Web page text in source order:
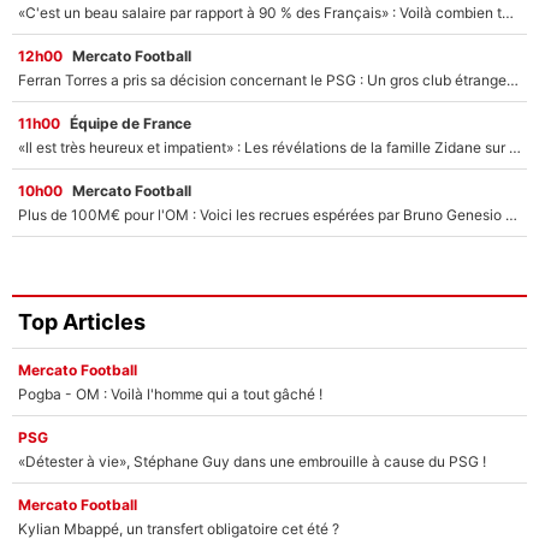
«C'est un beau salaire par rapport à 90 % des Français» : Voilà combien touchait Nelson Monfort sur France Télévisions avant de rejoindre CNews
12h00 Mercato Football
Ferran Torres a pris sa décision concernant le PSG : Un gros club étranger prêt à relancer le feuilleton pour la signature du champion du monde 2026 !
11h00 Équipe de France
«Il est très heureux et impatient» : Les révélations de la famille Zidane sur sa prise de pouvoir en équipe de France !
10h00 Mercato Football
Plus de 100M€ pour l'OM : Voici les recrues espérées par Bruno Genesio et Grégory Lorenzi après l’opération dégraissage
Top Articles
Mercato Football
Pogba - OM : Voilà l'homme qui a tout gâché !
PSG
«Détester à vie», Stéphane Guy dans une embrouille à cause du PSG !
Mercato Football
Kylian Mbappé, un transfert obligatoire cet été ?